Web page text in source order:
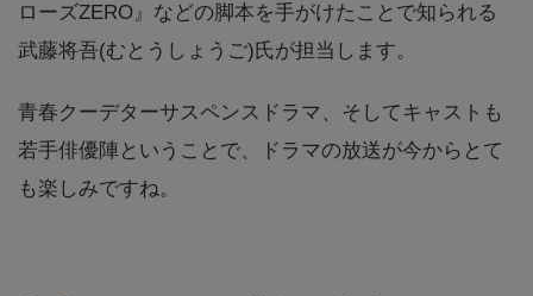
ローズZERO』などの脚本を手がけたことで知られる
武藤将吾(むとうしょうご)氏が担当します。
青春クーデターサスペンスドラマ、そしてキャストも
若手俳優陣ということで、ドラマの放送が今からとて
も楽しみですね。